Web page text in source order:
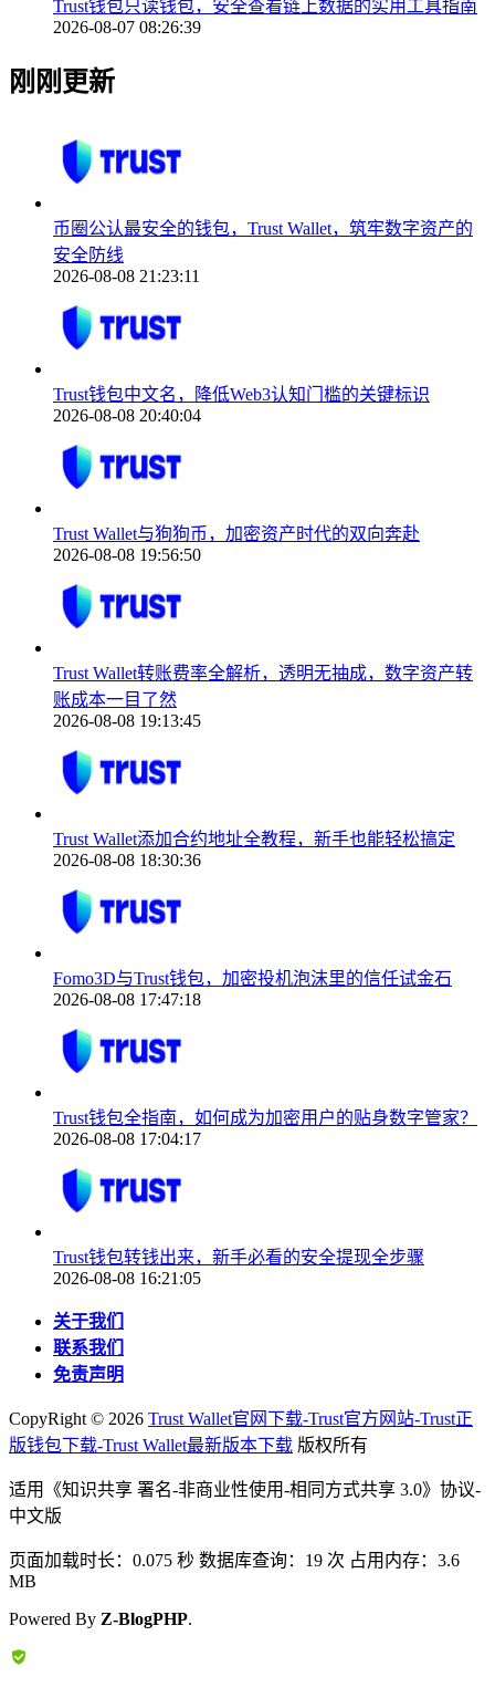
Trust钱包只读钱包，安全查看链上数据的实用工具指南
2026-08-07 08:26:39
刚刚更新
币圈公认最安全的钱包，Trust Wallet，筑牢数字资产的
安全防线
2026-08-08 21:23:11
Trust钱包中文名，降低Web3认知门槛的关键标识
2026-08-08 20:40:04
Trust Wallet与狗狗币，加密资产时代的双向奔赴
2026-08-08 19:56:50
Trust Wallet转账费率全解析，透明无抽成，数字资产转
账成本一目了然
2026-08-08 19:13:45
Trust Wallet添加合约地址全教程，新手也能轻松搞定
2026-08-08 18:30:36
Fomo3D与Trust钱包，加密投机泡沫里的信任试金石
2026-08-08 17:47:18
Trust钱包全指南，如何成为加密用户的贴身数字管家？
2026-08-08 17:04:17
Trust钱包转钱出来，新手必看的安全提现全步骤
2026-08-08 16:21:05
关于我们
联系我们
免责声明
CopyRight © 2026 Trust Wallet官网下载-Trust官方网站-Trust正
版钱包下载-Trust Wallet最新版本下载 版权所有
适用《知识共享 署名-非商业性使用-相同方式共享 3.0》协议-
中文版
页面加载时长：0.075 秒 数据库查询：19 次 占用内存：3.6
MB
Powered By Z-BlogPHP.